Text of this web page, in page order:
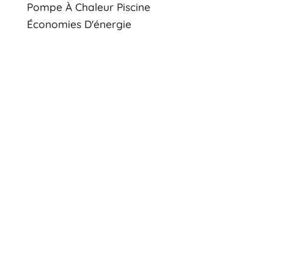
Pompe À Chaleur Piscine
Économies D'énergie